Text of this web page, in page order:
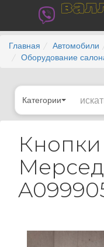
Главная Автомобили
Оборудование
Категории